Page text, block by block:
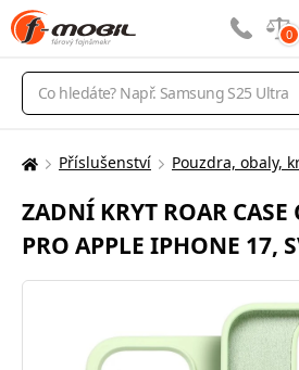
Vyhledávání
0
Zde
nacházíte:
Příslušenství Pouzdra, obaly,
ZADNÍ KRYT ROAR
PRO APPLE IPHONE 17,